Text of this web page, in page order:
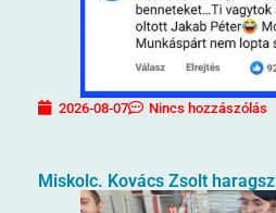
2026-08-07 Nincs hozzászólás
Miskolc. Kovács Zsolt